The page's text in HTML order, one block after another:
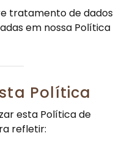
tratamento de dados
em nossa Política
Política
esta Política de
refletir: